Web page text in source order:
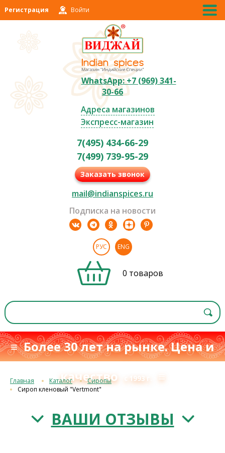
Регистрация Войти
WhatsApp: +7 (969) 341-
30-66
Адреса магазинов
Экспресс-магазин
7(495) 434-66-29
7(499) 739-95-29
Заказать звонок
mail@indianspices.ru
Подписка на новости
РУС ENG
0 товаров
≡ Более 30 лет на рынке. Цена и
качество
с 1993 г. ≡
Главная Каталог
Сиропы
Сироп кленовый "Vertmont"
ВАШИ ОТЗЫВЫ